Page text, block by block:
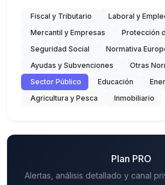
Fiscal y Tributario
Laboral y
Mercantil y Empresas
Protección
Seguridad Social
Normativa
Ayudas y Subvenciones
Otras
Sector Público
Educación
Agricultura y Pesca
Inmobiliario
Plan PRO
Alertas, análisis detallado y canal